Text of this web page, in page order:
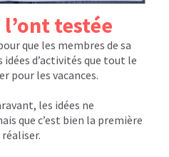
testée
que les membres de sa
d’activités que tout le
pour les vacances.
les idées ne
que c’est bien la première